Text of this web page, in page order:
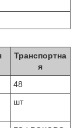
Транспортна
я
48
шт